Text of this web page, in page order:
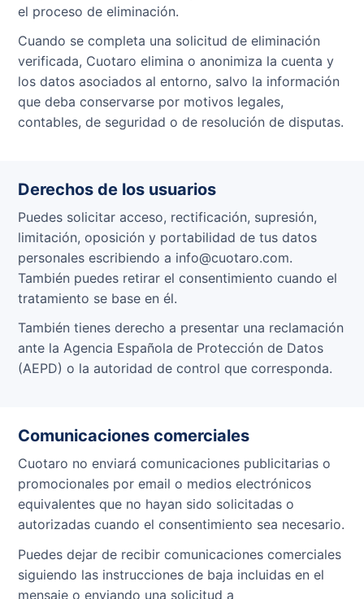
el proceso de eliminación.
Cuando se completa una solicitud de eliminación
verificada, Cuotaro elimina o anonimiza la cuenta y
los datos asociados al entorno, salvo la información
que deba conservarse por motivos legales,
contables, de seguridad o de resolución de disputas.
Derechos de los usuarios
Puedes solicitar acceso, rectificación, supresión,
limitación, oposición y portabilidad de tus datos
personales escribiendo a info@cuotaro.com.
También puedes retirar el consentimiento cuando el
tratamiento se base en él.
También tienes derecho a presentar una reclamación
ante la Agencia Española de Protección de Datos
(AEPD) o la autoridad de control que corresponda.
Comunicaciones comerciales
Cuotaro no enviará comunicaciones publicitarias o
promocionales por email o medios electrónicos
equivalentes que no hayan sido solicitadas o
autorizadas cuando el consentimiento sea necesario.
Puedes dejar de recibir comunicaciones comerciales
siguiendo las instrucciones de baja incluidas en el
mensaje o enviando una solicitud a